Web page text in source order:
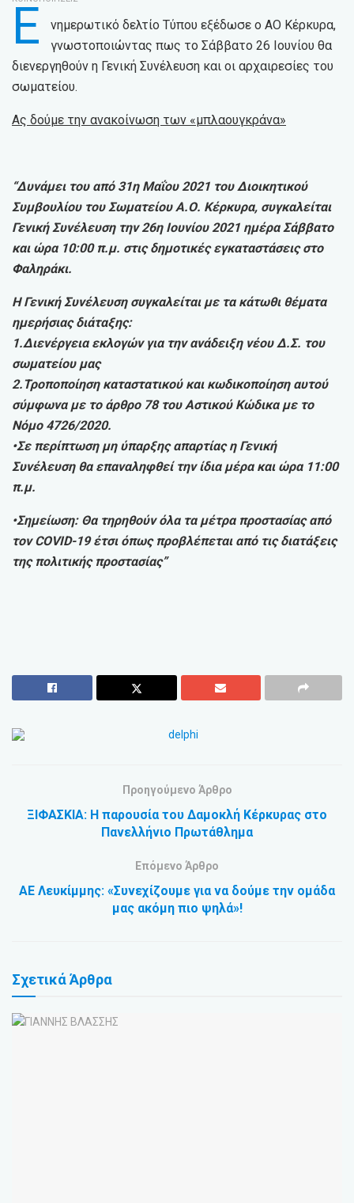
Ε
νημερωτικό δελτίο Τύπου εξέδωσε ο ΑΟ Κέρκυρα,
γνωστοποιώντας πως το Σάββατο 26 Ιουνίου θα
διενεργηθούν η Γενική Συνέλευση και οι αρχαιρεσίες του
σωματείου.
Ας δούμε την ανακοίνωση των «μπλαουγκράνα»
“Δυνάμει του από 31η Μαΐου 2021 του Διοικητικού
Συμβουλίου του Σωματείου Α.Ο. Κέρκυρα, συγκαλείται
Γενική Συνέλευση την 26η Ιουνίου 2021 ημέρα Σάββατο
και ώρα 10:00 π.μ. στις δημοτικές εγκαταστάσεις στο
Φαληράκι.
Η Γενική Συνέλευση συγκαλείται με τα κάτωθι θέματα
ημερήσιας διάταξης:
1.Διενέργεια εκλογών για την ανάδειξη νέου Δ.Σ. του
σωματείου μας
2.Τροποποίηση καταστατικού και κωδικοποίηση αυτού
σύμφωνα με το άρθρο 78 του Αστικού Κώδικα με το
Νόμο 4726/2020.
•Σε περίπτωση μη ύπαρξης απαρτίας η Γενική
Συνέλευση θα επαναληφθεί την ίδια μέρα και ώρα 11:00
π.μ.
•Σημείωση: Θα τηρηθούν όλα τα μέτρα προστασίας από
τον COVID-19 έτσι όπως προβλέπεται από τις διατάξεις
της πολιτικής προστασίας”
Προηγούμενο Άρθρο
ΞΙΦΑΣΚΙΑ: Η παρουσία του Δαμοκλή Κέρκυρας στο
Πανελλήνιο Πρωτάθλημα
Επόμενο Άρθρο
ΑΕ Λευκίμμης: «Συνεχίζουμε για να δούμε την ομάδα
μας ακόμη πιο ψηλά»!
ΣχετικάΆρθρα